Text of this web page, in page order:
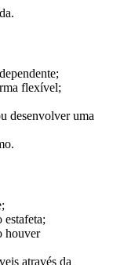
flexível;
desenvolver uma
houver
através da